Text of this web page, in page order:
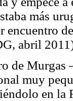
más
encuentro
abril
de Murgas
muy
en la